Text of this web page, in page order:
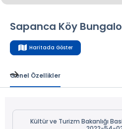
Sapanca Köy
Haritada Göster
Genel Özellikler
Kültür ve Turizm Bakanlığı